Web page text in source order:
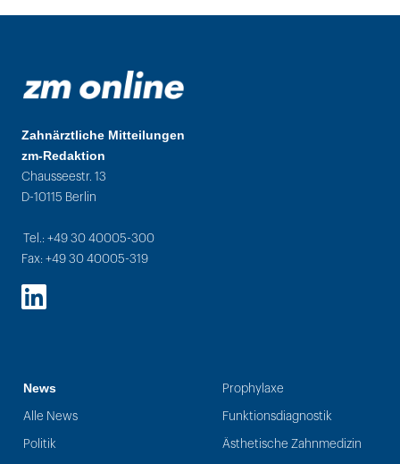
Zahnärztliche Mitteilungen
zm-Redaktion
Chausseestr. 13
D-10115 Berlin
Tel.: +49 30 40005-300
Fax: +49 30 40005-319
LinkedIn
News
Alle News
Politik
Prophylaxe
Funktionsdiagnostik
Ästhetische Zahnmedizin